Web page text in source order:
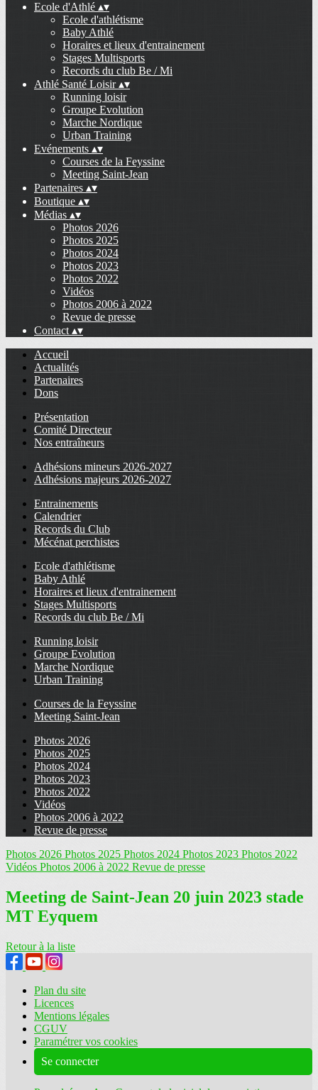
Ecole d'Athlé ▴▾
Ecole d'athlétisme
Baby Athlé
Horaires et lieux d'entrainement
Stages Multisports
Records du club Be / Mi
Athlé Santé Loisir▴▾
Running loisir
Groupe Evolution
Marche Nordique
Urban Training
Evénements ▴▾
Courses de la Feyssine
Meeting Saint-Jean
Partenaires ▴▾
Boutique ▴▾
Médias ▴▾
Photos 2026
Photos 2025
Photos 2024
Photos 2023
Photos 2022
Vidéos
Photos 2006 à 2022
Revue de presse
Contact ▴▾
Accueil
Actualités
Partenaires
Dons
Présentation
Comité Directeur
Nos entraîneurs
Adhésions mineurs 2026-2027
Adhésions majeurs 2026-2027
Entrainements
Calendrier
Records du Club
Mécénat perchistes
Ecole d'athlétisme
Baby Athlé
Horaires et lieux d'entrainement
Stages Multisports
Records du club Be / Mi
Running loisir
Groupe Evolution
Marche Nordique
Urban Training
Courses de la Feyssine
Meeting Saint-Jean
Photos 2026
Photos 2025
Photos 2024
Photos 2023
Photos 2022
Vidéos
Photos 2006 à 2022
Revue de presse
Photos 2026 Photos 2025 Photos 2024 Photos 2023 Photos 2022
Vidéos Photos 2006 à 2022 Revue de presse
Meeting de Saint-Jean 20 juin 2023 stade
MT Eyquem
Retour à la liste
Plan du site
Licences
Mentions légales
CGUV
Paramétrer vos cookies
Se connecter